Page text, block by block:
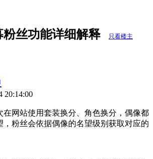
丝功能详细解释 只看楼主
20:14:00
在网站使用套装换分、角色换分，偶像都
，粉丝会依据偶像的名望级别获取对应的